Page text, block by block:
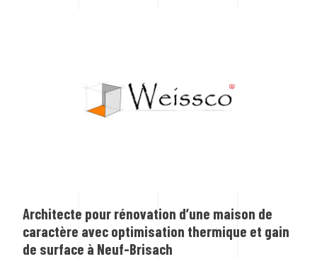
Architecte pour rénovation d’une maison de
caractère avec optimisation thermique et gain
de surface à Neuf-Brisach